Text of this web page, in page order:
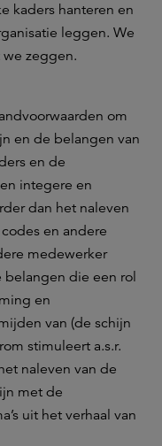
kaders hanteren en
leggen. We
zeggen.
om
en de belangen van
en de
integere en
dan het naleven
en andere
medewerker
belangen die een rol
en
van (de schijn
stimuleert a.s.r.
naleven van de
met de
uit het verhaal van